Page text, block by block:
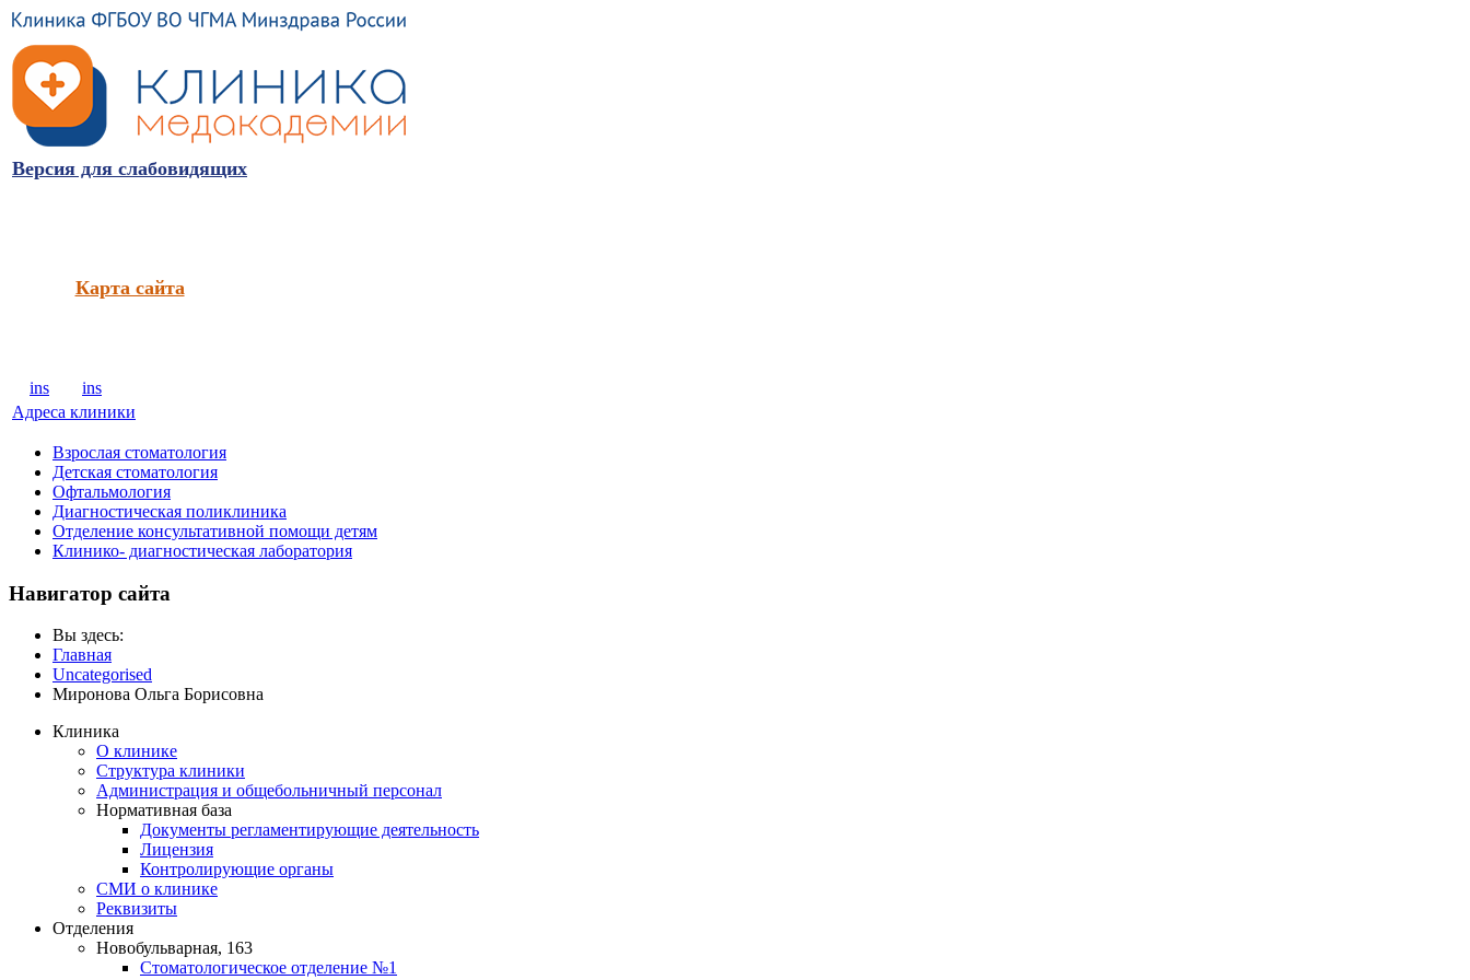
Версия для слабовидящих
Карта сайта
ins
ins
Адреса клиники
Взрослая стоматология
Детская стоматология
Офтальмология
Диагностическая поликлиника
Отделение консультативной помощи детям
Клинико- диагностическая лаборатория
Навигатор сайта
Вы здесь:
Главная
Uncategorised
Миронова Ольга Борисовна
Клиника
О клинике
Структура клиники
Администрация и общебольничный персонал
Нормативная база
Документы регламентирующие деятельность
Лицензия
Контролирующие органы
СМИ о клинике
Реквизиты
Отделения
Новобульварная, 163
Стоматологическое отделение №1